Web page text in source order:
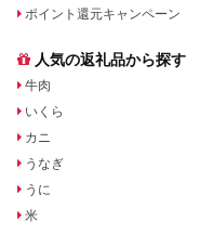
ポイント還元キャンペーン
人気の返礼品から探す
牛肉
いくら
カニ
うなぎ
うに
米